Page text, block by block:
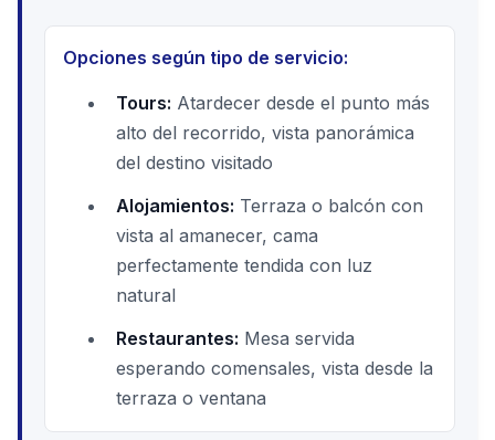
Opciones según tipo de servicio:
Tours: Atardecer desde el punto más
alto del recorrido, vista panorámica
del destino visitado
Alojamientos: Terraza o balcón con
vista al amanecer, cama
perfectamente tendida con luz
natural
Restaurantes: Mesa servida
esperando comensales, vista desde la
terraza o ventana